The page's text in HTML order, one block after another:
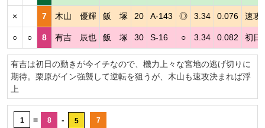
× 7 木山 優輝 飯 塚 20 A-143 ◎ 3.34 0.076 速攻
○ ○ 8 有吉 辰也 飯 塚 30 S-16 ○ 3.34 0.082 初日
有吉は初日の動きが今イチなので、機力上々な宮地の逃げ切りに
期待。栗原がイン強襲して逆転を狙うが、木山も速攻決まれば浮
上
1 = 8 - 5 7